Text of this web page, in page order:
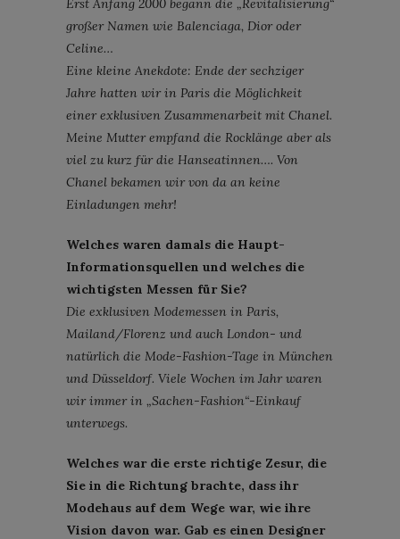
großer Namen wie Balenciaga, Dior oder
Celine…
Eine kleine Anekdote: Ende der sechziger
Jahre hatten wir in Paris die Möglichkeit
einer exklusiven Zusammenarbeit mit Chanel.
Meine Mutter empfand die Rocklänge aber als
viel zu kurz für die Hanseatinnen…. Von
Chanel bekamen wir von da an keine
Einladungen mehr!
Welches waren damals die Haupt-
Informationsquellen und welches die
wichtigsten Messen für Sie?
Die exklusiven Modemessen in Paris,
Mailand/Florenz und auch London- und
natürlich die Mode-Fashion-Tage in München
und Düsseldorf. Viele Wochen im Jahr waren
wir immer in „Sachen-Fashion“-Einkauf
unterwegs.
Welches war die erste richtige Zesur, die
Sie in die Richtung brachte, dass ihr
Modehaus auf dem Wege war, wie ihre
Vision davon war. Gab es einen Designer